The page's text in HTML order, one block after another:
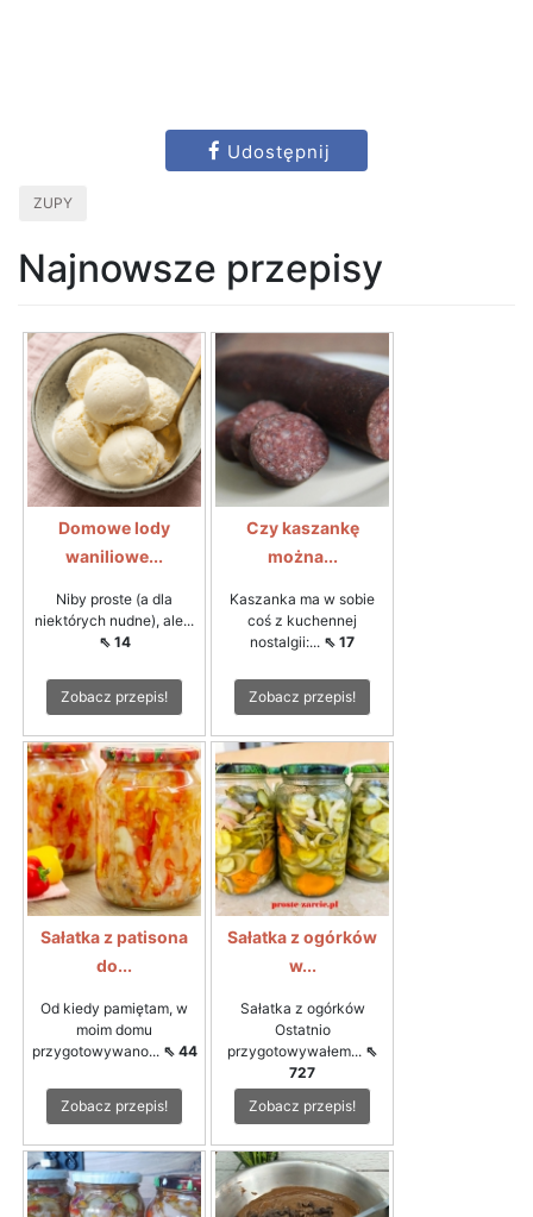
Udostępnij
ZUPY
Najnowsze przepisy
Domowe lody
waniliowe...
Niby proste (a dla
niektórych nudne), ale...
⇖ 14
Zobacz przepis!
Czy kaszankę
można...
Kaszanka ma w sobie
coś z kuchennej
nostalgii:... ⇖ 17
Zobacz przepis!
Sałatka z patisona
do...
Od kiedy pamiętam, w
moim domu
przygotowywano... ⇖ 44
Zobacz przepis!
Sałatka z ogórków
w...
Sałatka z ogórków
Ostatnio
przygotowywałem... ⇖
727
Zobacz przepis!